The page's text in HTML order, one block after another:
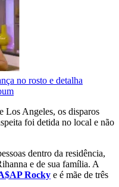
no rosto e detalha
Los Angeles, os disparos
foi detida no local e não
dentro da residência,
e de sua família. A
Rocky e é mãe de três